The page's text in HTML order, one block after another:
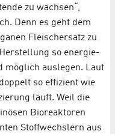
zu wachsen“,
Denn es geht dem
Fleischersatz zu
so energie-
möglich auslegen. Laut
so effizient wie
läuft. Weil die
Bioreaktoren
Stoffwechslern aus